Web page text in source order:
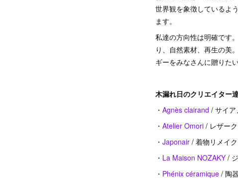
世界観を象徴しているよ
ます。
私達の方向性は明確です
り、自然素材、再生の美
ギーをみなさんに贈りた
木漏れ日のクリエイター
・ Agnès clairand / サイ
・ Atelier Omori / レザー
・ Japonair / 着物リメイク
・ La Maison NOZAKY /
・ Phénix céramique / 陶器